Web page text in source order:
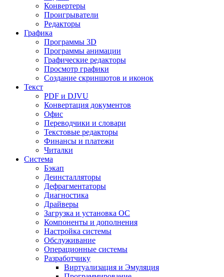
Конвертеры
Проигрыватели
Редакторы
Графика
Программы 3D
Программы анимации
Графические редакторы
Просмотр графики
Создание скриншотов и иконок
Текст
PDF и DJVU
Конвертация документов
Офис
Переводчики и словари
Текстовые редакторы
Финансы и платежи
Читалки
Система
Бэкап
Деинсталляторы
Дефрагментаторы
Диагностика
Драйверы
Загрузка и установка ОС
Компоненты и дополнения
Настройка системы
Обслуживание
Операционные системы
Разработчику
Виртуализация и Эмуляция